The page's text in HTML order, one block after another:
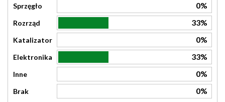
Sprzęgło 0%
Rozrząd 33%
Katalizator 0%
Elektronika 33%
Inne 0%
Brak 0%